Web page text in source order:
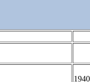
1940